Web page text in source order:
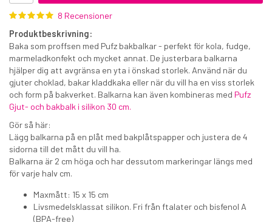
KÖP
8 Recensioner
Produktbeskrivning:
Baka som proffsen med Pufz bakbalkar - perfekt för kola, fudge,
marmeladkonfekt och mycket annat. De justerbara balkarna
hjälper dig att avgränsa en yta i önskad storlek. Använd när du
gjuter choklad, bakar kladdkaka eller när du vill ha en viss storlek
och form på bakverket. Balkarna kan även kombineras med Pufz
Gjut- och bakbalk i silikon 30 cm.
Gör så här:
Lägg balkarna på en plåt med bakplåtspapper och justera de 4
sidorna till det mått du vill ha.
Balkarna är 2 cm höga och har dessutom markeringar längs med
för varje halv cm.
Maxmått: 15 x 15 cm
Livsmedelsklassat silikon. Fri från ftalater och bisfenol A
(BPA-free)